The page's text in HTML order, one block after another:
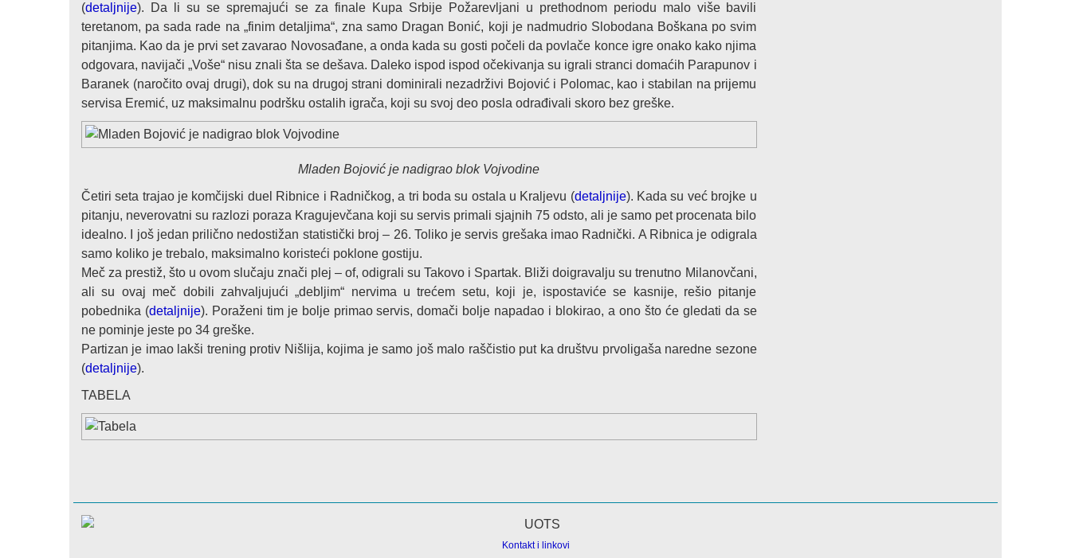
(detaljnije). Da li su se spremajući se za finale Kupa Srbije Požarevljani u prethodnom periodu malo više bavili
teretanom, pa sada rade na „finim detaljima“, zna samo Dragan Bonić, koji je nadmudrio Slobodana Boškana po svim
pitanjima. Kao da je prvi set zavarao Novosađane, a onda kada su gosti počeli da povlače konce igre onako kako njima
odgovara, navijači „Voše“ nisu znali šta se dešava. Daleko ispod ispod očekivanja su igrali stranci domaćih Parapunov i
Baranek (naročito ovaj drugi), dok su na drugoj strani dominirali nezadrživi Bojović i Polomac, kao i stabilan na prijemu
servisa Eremić, uz maksimalnu podršku ostalih igrača, koji su svoj deo posla odrađivali skoro bez greške.
Mladen Bojović je nadigrao blok Vojvodine
Četiri seta trajao je komčijski duel Ribnice i Radničkog, a tri boda su ostala u Kraljevu (detaljnije). Kada su već brojke u
pitanju, neverovatni su razlozi poraza Kragujevčana koji su servis primali sjajnih 75 odsto, ali je samo pet procenata bilo
idealno. I još jedan prilično nedostižan statistički broj – 26. Toliko je servis grešaka imao Radnički. A Ribnica je odigrala
samo koliko je trebalo, maksimalno koristeći poklone gostiju.
Meč za prestiž, što u ovom slučaju znači plej – of, odigrali su Takovo i Spartak. Bliži doigravalju su trenutno Milanovčani,
ali su ovaj meč dobili zahvaljujući „debljim“ nervima u trećem setu, koji je, ispostaviće se kasnije, rešio pitanje
pobednika (detaljnije). Poraženi tim je bolje primao servis, domači bolje napadao i blokirao, a ono što će gledati da se
ne pominje jeste po 34 greške.
Partizan je imao lakši trening protiv Nišlija, kojima je samo još malo raščistio put ka društvu prvoligaša naredne sezone
(detaljnije).
TABELA
Kontakt i linkovi